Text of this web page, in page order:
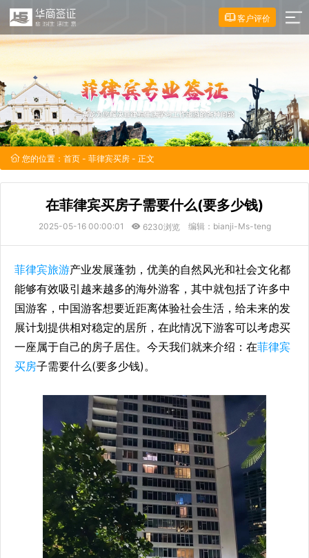
客户评价
您的位置： 首页 - 菲律宾买房 - 正文
在菲律宾买房子需要什么(要多少钱)
2025-05-16 00:00:01 6230浏览 编辑：bianji-Ms-teng
菲律宾旅游产业发展蓬勃，优美的自然风光和社会文化都
能够有效吸引越来越多的海外游客，其中就包括了许多中
国游客，中国游客想要近距离体验社会生活，给未来的发
展计划提供相对稳定的居所，在此情况下游客可以考虑买
一座属于自己的房子居住。今天我们就来介绍：在菲律宾
买房子需要什么(要多少钱)。